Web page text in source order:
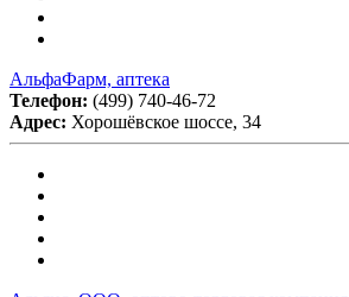
АльфаФарм, аптека
Телефон: (499) 740-46-72
Адрес: Хорошёвское шоссе, 34